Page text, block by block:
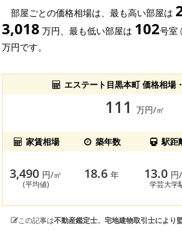
部屋ごとの価格相場は、最も高い部屋は
3,018 万円、最も低い部屋は 102号室
万円です。
エステート目黒本町 価格相場
111 万円/㎡
家賃相場 築年数 駅距
3,490 円/㎡
(平均値)
18.6年 13.0 円
学芸大学
この記事は不動産鑑定士、宅地建物取引士により